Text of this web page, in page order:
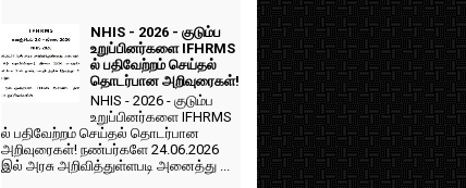
NHIS - 2026 - குடும்ப
உறுப்பினர்களை IFHRMS
ல் பதிவேற்றம் செய்தல்
தொடர்பான அறிவுரைகள்!
NHIS - 2026 - குடும்ப
உறுப்பினர்களை IFHRMS
ல் பதிவேற்றம் செய்தல் தொடர்பான
அறிவுரைகள்! நண்பர்களே 24.06.2026
இல் அரசு அறிவித்துள்ளபடி அனைத்து ...